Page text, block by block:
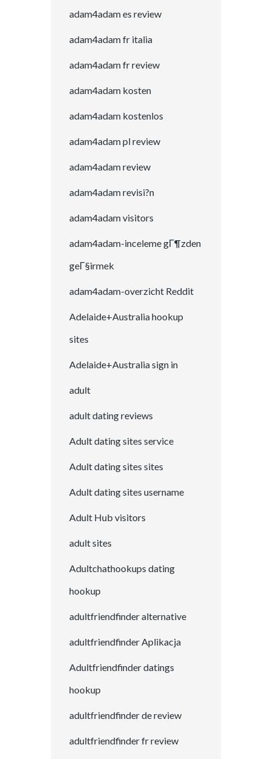
adam4adam es review
adam4adam fr italia
adam4adam fr review
adam4adam kosten
adam4adam kostenlos
adam4adam pl review
adam4adam review
adam4adam revisi?n
adam4adam visitors
adam4adam-inceleme gГ¶zden
geГ§irmek
adam4adam-overzicht Reddit
Adelaide+Australia hookup
sites
Adelaide+Australia sign in
adult
adult dating reviews
Adult dating sites service
Adult dating sites sites
Adult dating sites username
Adult Hub visitors
adult sites
Adultchathookups dating
hookup
adultfriendfinder alternative
adultfriendfinder Aplikacja
Adultfriendfinder datings
hookup
adultfriendfinder de review
adultfriendfinder fr review